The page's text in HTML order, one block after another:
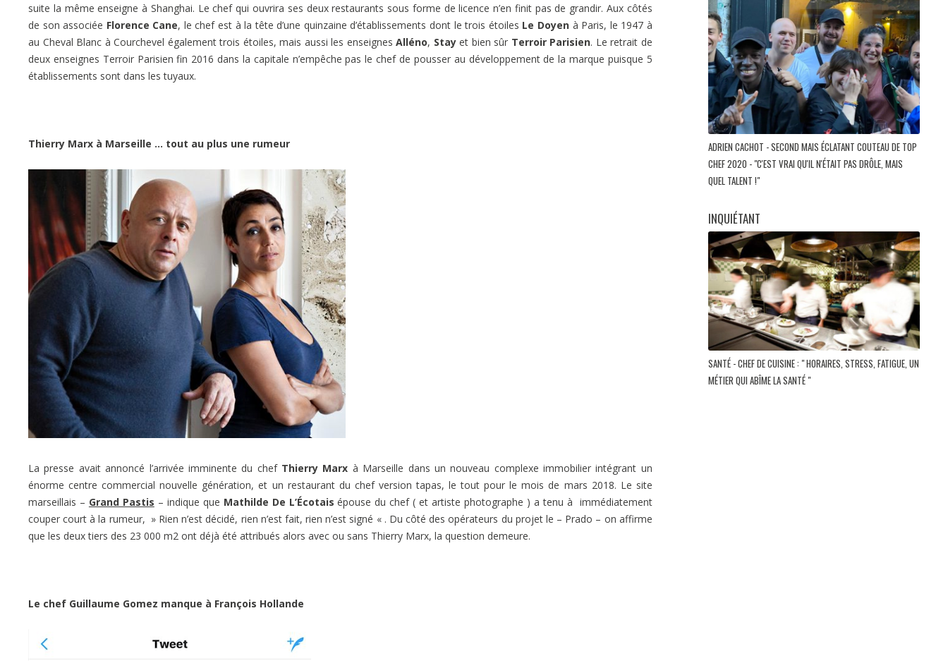
suite la même enseigne à Shanghai. Le chef qui ouvrira ses deux restaurants sous forme de licence n’en finit pas de grandir. Aux côtés
de son associée Florence Cane, le chef est à la tête d’une quinzaine d’établissements dont le trois étoiles Le Doyenà Paris, le 1947 à
au Cheval Blanc à Courchevel également trois étoiles, mais aussi les enseignesAlléno, Stayet bien sûr Terroir Parisien. Le retrait de
deux enseignes Terroir Parisien fin 2016 dans la capitale n’empêche pas le chef de pousser au développement de la marque puisque 5
établissements sont dans les tuyaux.
Thierry Marx à Marseille … tout au plus une rumeur
La presse avait annoncé l’arrivée imminente du chef Thierry Marx à Marseille dans un nouveau complexe immobilier intégrant un
énorme centre commercial nouvelle génération, et un restaurant du chef version tapas, le tout pour le mois de mars 2018. Le site
marseillais – Grand Pastis – indique que Mathilde De L’Écotais épouse du chef ( et artiste photographe ) a tenu à immédiatement
couper court à la rumeur, » Rien n’est décidé, rien n’est fait, rien n’est signé « . Du côté des opérateurs du projet le – Prado – on affirme
que les deux tiers des 23 000 m2 ont déjà été attribués alors avec ou sans Thierry Marx, la question demeure.
Le chef Guillaume Gomez manque à François Hollande
ADRIEN CACHOT - SECOND MAIS ÉCLATANT COUTEAU DE TOP
CHEF 2020 - "C'EST VRAI QU'IL N'ÉTAIT PAS DRÔLE, MAIS
QUEL TALENT !"
INQUIÉTANT
SANTÉ - CHEF DE CUISINE : " HORAIRES, STRESS, FATIGUE, UN
MÉTIER QUI ABÎME LA SANTÉ "